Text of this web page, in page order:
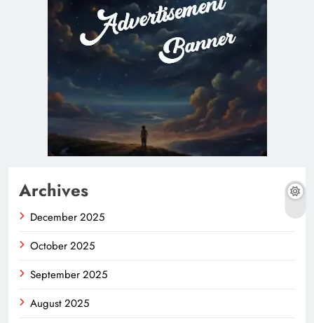
Archives
December 2025
October 2025
September 2025
August 2025